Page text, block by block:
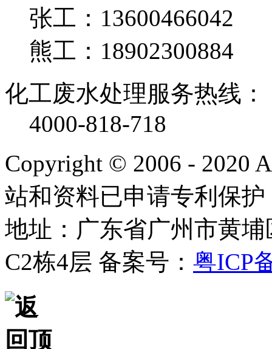
张工：13600466042
熊工：18902300884
化工废水处理服务热线：
4000-818-718
Copyright © 2006 - 2020
站和资料已申请专利保
地址：广东省广州市黄
C2栋4层 备案号： 粤ICP